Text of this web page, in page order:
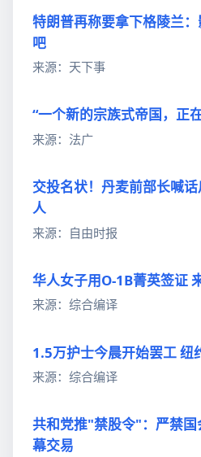
特朗普再称要拿下格陵兰
吧
来源：天下事
“一个新的宗族式帝国，正
来源：法广
交投名状！丹麦前部长喊
人
来源：自由时报
华人女子用O-1B菁英签证
来源：综合编译
1.5万护士今晨开始罢工 纽
来源：综合编译
共和党推"禁股令"：严禁国
幕交易